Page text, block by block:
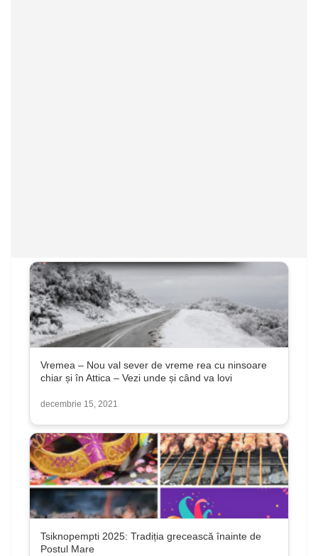
Vremea – Nou val sever de vreme rea cu ninsoare
chiar și în Attica – Vezi unde și când va lovi
decembrie 15, 2021
Tsiknopempti 2025: Tradiția grecească înainte de
Postul Mare